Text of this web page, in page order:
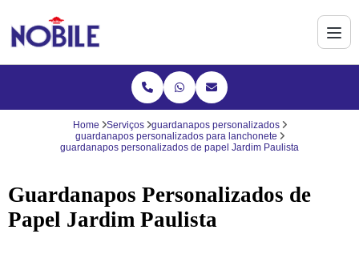
Home Serviços
guardanapos personalizados
guardanapos personalizados para lanchonete
guardanapos personalizados de papel Jardim Paulista
Guardanapos Personalizados de
Papel Jardim Paulista